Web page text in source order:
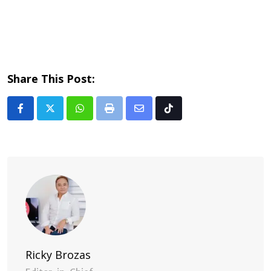
Share This Post:
Whatsapp
Print
Share Tiktok
Ricky Brozas